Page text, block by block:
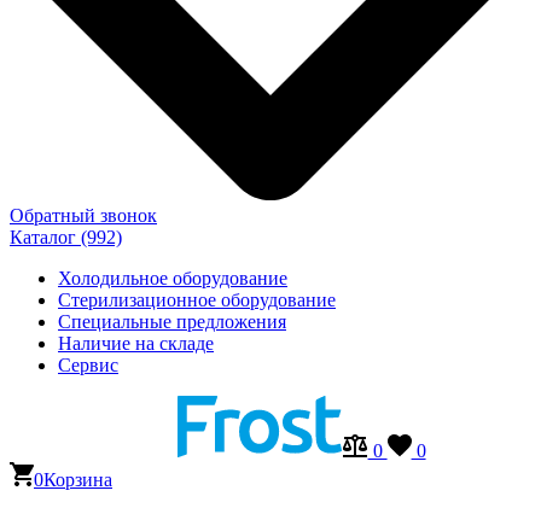
Обратный звонок
Каталог (992)
Холодильное оборудование
Стерилизационное оборудование
Специальные предложения
Наличие на складе
Сервис
0
0
0Корзина